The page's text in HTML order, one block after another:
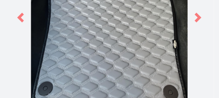
Previous Next